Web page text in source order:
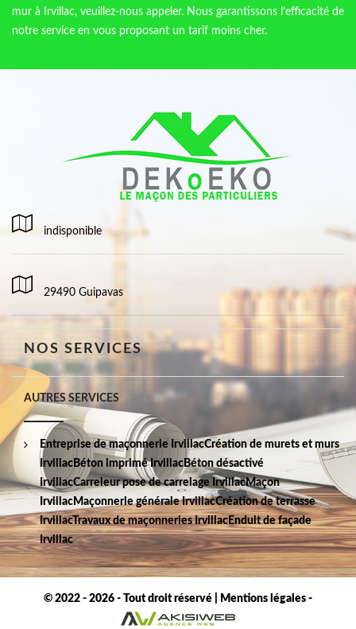
mur à Irvillac, veuillez-nous appeler. Nous garantissons l’efficacité de
notre service en vous proposant un tarif moins cher.
indisponible
29490 Guipavas
NOS SERVICES
AUTRES SERVICES
Entreprise de maçonnerie IrvillacCréation de murets et murs
Irvillac Béton imprimé IrvillacBéton désactivé
IrvillacCarreleur pose de carrelage IrvillacMaçon
Irvillac Maçonnerie générale IrvillacCréation de terrasse
IrvillacTravaux de maçonneries IrvillacEnduit de façade
Irvillac
© 2022 - 2026 - Tout droit réservé | Mentions légales -